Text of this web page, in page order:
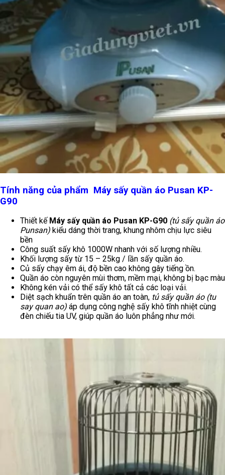
Tính năng của phẩm Máy sấy quần áo Pusan KP-
G90
Thiết kế Máy sấy quần áo Pusan KP-G90 (tủ sấy quần áo
Punsan) kiểu dáng thời trang, khung nhôm chịu lực siêu
bền
Công suất sấy khô 1000W nhanh với số lượng nhiều.
Khối lượng sấy từ 15 – 25kg / lần sấy quần áo.
Củ sấy chạy êm ái, độ bền cao không gây tiếng ồn.
Quần áo còn nguyên mùi thơm, mềm mại, không bị bạc màu
Không kén vải có thể sấy khô tất cả các loại vải.
Diệt sạch khuẩn trên quần áo an toàn, tủ sấy quần áo (tu
say quan ao) áp dụng công nghệ sấy khô tĩnh nhiệt cùng
đèn chiếu tia UV, giúp quần áo luôn phẳng như mới.